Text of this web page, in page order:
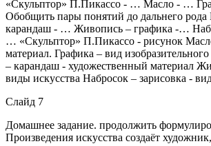
«Скульптор» П.Пикассо - … Масло - …
Обобщить пары понятий до дальнего рода
карандаш - … Живопись – графика -…
… «Скульптор» П.Пикассо - рисунок
материал. Графика – вид
– карандаш - художественный материал
виды искусства Набросок – зарисовка -
Слайд 7
Домашнее задание. продолжить
Произведения искусства создаёт